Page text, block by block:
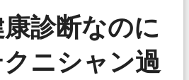
診断なのに
ニシャン過